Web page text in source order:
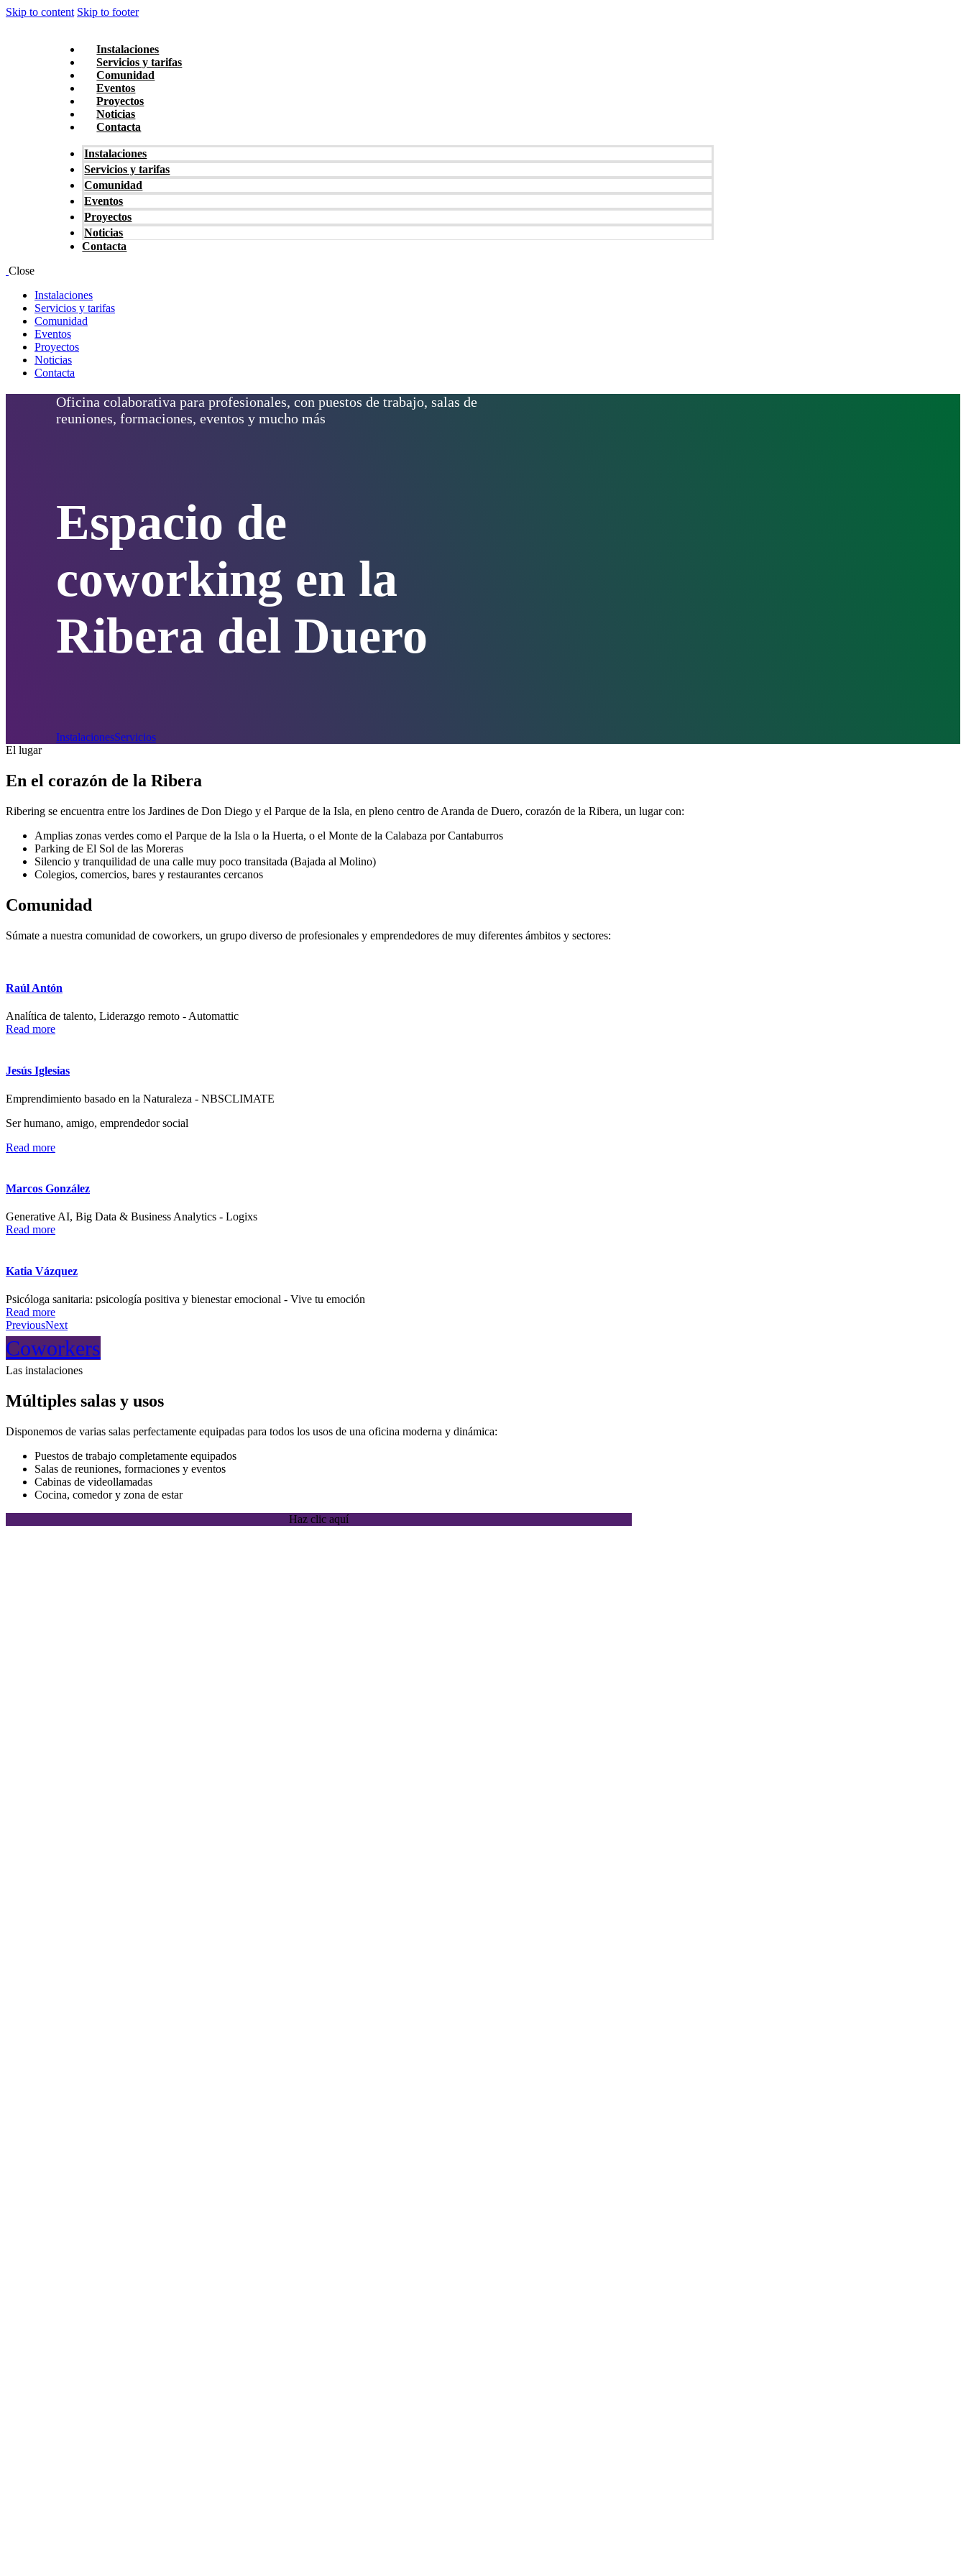
Skip to content Skip to footer
Instalaciones
Servicios y tarifas
Comunidad
Eventos
Proyectos
Noticias
Contacta
Instalaciones
Servicios y tarifas
Comunidad
Eventos
Proyectos
Noticias
Contacta
Close
Instalaciones
Servicios y tarifas
Comunidad
Eventos
Proyectos
Noticias
Contacta
Oficina colaborativa para profesionales, con puestos de trabajo, salas de
reuniones, formaciones, eventos y mucho más
Espacio de
coworking en la
Ribera del Duero
InstalacionesServicios
El lugar
En el corazón de la Ribera
Ribering se encuentra entre los Jardines de Don Diego y el Parque de la Isla, en pleno centro de Aranda de Duero, corazón de la Ribera, un lugar con:
Amplias zonas verdes como el Parque de la Isla o la Huerta, o el Monte de la Calabaza por Cantaburros
Parking de El Sol de las Moreras
Silencio y tranquilidad de una calle muy poco transitada (Bajada al Molino)
Colegios, comercios, bares y restaurantes cercanos
Comunidad
Súmate a nuestra comunidad de coworkers, un grupo diverso de profesionales y emprendedores de muy diferentes ámbitos y sectores:
Raúl Antón
Analítica de talento, Liderazgo remoto - Automattic
Read more
Jesús Iglesias
Emprendimiento basado en la Naturaleza - NBSCLIMATE
Ser humano, amigo, emprendedor social
Read more
Marcos González
Generative AI, Big Data & Business Analytics - Logixs
Read more
Katia Vázquez
Psicóloga sanitaria: psicología positiva y bienestar emocional - Vive tu emoción
Read more
PreviousNext
Coworkers
Las instalaciones
Múltiples salas y usos
Disponemos de varias salas perfectamente equipadas para todos los usos de una oficina moderna y dinámica:
Puestos de trabajo completamente equipados
Salas de reuniones, formaciones y eventos
Cabinas de videollamadas
Cocina, comedor y zona de estar
Haz clic aquí